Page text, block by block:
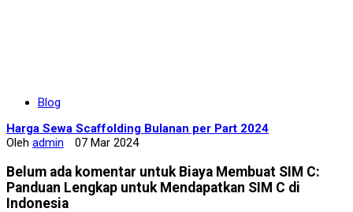
Blog
Harga Sewa Scaffolding Bulanan per Part 2024
Oleh admin 07 Mar 2024
Belum ada komentar untuk Biaya Membuat SIM C:
Panduan Lengkap untuk Mendapatkan SIM C di
Indonesia